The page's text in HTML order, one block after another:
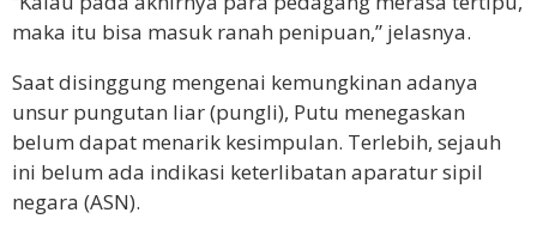
maka itu bisa masuk ranah penipuan,” jelasnya.
Saat disinggung mengenai kemungkinan adanya
unsur pungutan liar (pungli), Putu menegaskan
belum dapat menarik kesimpulan. Terlebih, sejauh
ini belum ada indikasi keterlibatan aparatur sipil
negara (ASN).